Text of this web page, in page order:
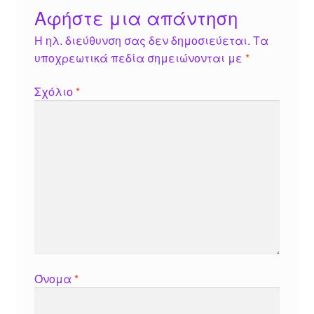
Αφήστε μια απάντηση
Η ηλ. διεύθυνση σας δεν δημοσιεύεται. Τα
υποχρεωτικά πεδία σημειώνονται με *
Σχόλιο*
Όνομα *